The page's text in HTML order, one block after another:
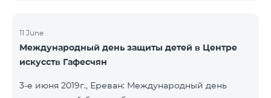
11 June
Международный день защиты детей в Центре
искусств Гафесчян
3-е июня 2019г., Ереван: Международный день